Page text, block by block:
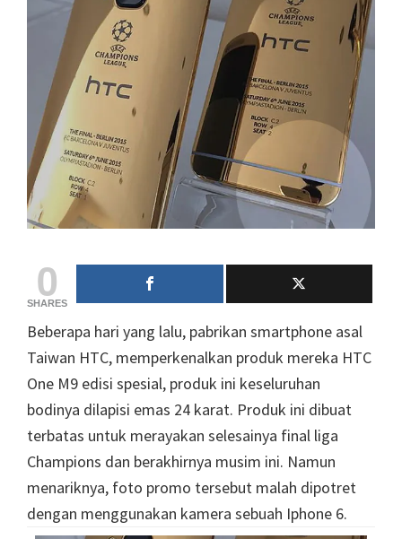
0
SHARES
Beberapa hari yang lalu, pabrikan smartphone asal
Taiwan HTC, memperkenalkan produk mereka HTC
One M9 edisi spesial, produk ini keseluruhan
bodinya dilapisi emas 24 karat. Produk ini dibuat
terbatas untuk merayakan selesainya final liga
Champions dan berakhirnya musim ini. Namun
menariknya, foto promo tersebut malah dipotret
dengan menggunakan kamera sebuah Iphone 6.